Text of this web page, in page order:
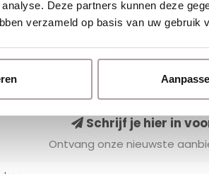
Deze partners kunnen deze
verzameld op basis van uw gebruik
Schrijf je hier in
Ontvang onze nieuwste